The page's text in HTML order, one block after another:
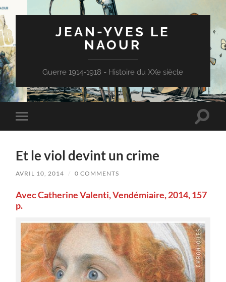
JEAN-YVES LE
NAOUR
Guerre 1914-1918 - Histoire du XXe siècle
Toggle
mobile
Toggle
Et le viol devint un crime
AVRIL 10, 2014 / 0 COMMENTS
Avec Catherine Valenti, Vendémiaire, 2014, 157
p.